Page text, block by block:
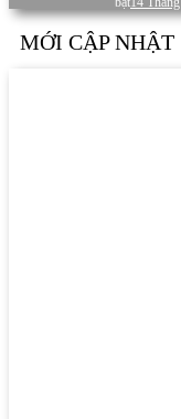
MỚI CẬP NHẬT